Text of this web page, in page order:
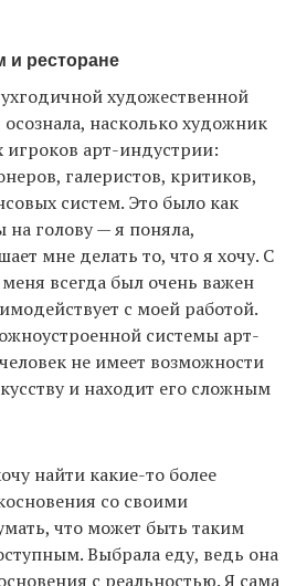
ресторане
художественной
насколько художник
игроков арт-индустрии:
галеристов, критиков,
систем. Это было как
голову — я поняла,
мне делать то, что я хочу. С
всегда был очень важен
с моей работой.
системы арт-
не имеет возможности
и находит его сложным
найти какие-то более
со своими
что может быть таким
Выбрала еду, ведь она
с реальностью. Я сама